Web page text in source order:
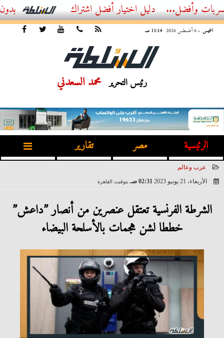
أفضل اشتراك IPTV بدون تقطيع 2026 – دليل المشاهد العصري
الخميس ، 6 أغسطس 2026 11:14 صـ
رئيس التحرير محمد السعدني
الرئيسية مصر تقارير
عرب وعالم
الأربعاء، 21 يونيو 2023
02:31 صـ بتوقيت القاهرة
الشرطة الفرنسية تعتقل عنصرين من أنصار ”داعش”
خططا لشن هجمات بالأسلحة البيضاء